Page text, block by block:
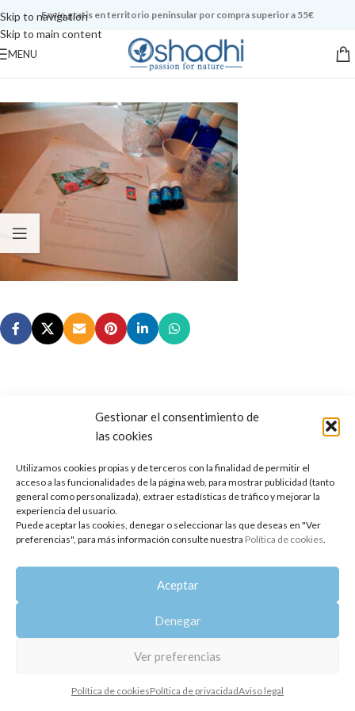
Gestionar el consentimiento de
las cookies
Utilizamos cookies propias y de terceros con la finalidad de permitir el
acceso a las funcionalidades de la página web, para mostrar publicidad (tanto
general como personalizada), extraer estadísticas de tráfico y mejorar la
experiencia del usuario.
Puede aceptar las cookies, denegar o seleccionar las que deseas en "Ver
preferencias", para más información consulte nuestra Política de cookies.
Aceptar
Denegar
Ver preferencias
Política de cookiesPolítica de privacidadAviso legal
Skip to navigation
Skip to main content
Envío gratis en territorio peninsular por compra superior a 55€
MENU
Copyright 2014-2025
Política de privacidad Aviso legal | Política de cookies